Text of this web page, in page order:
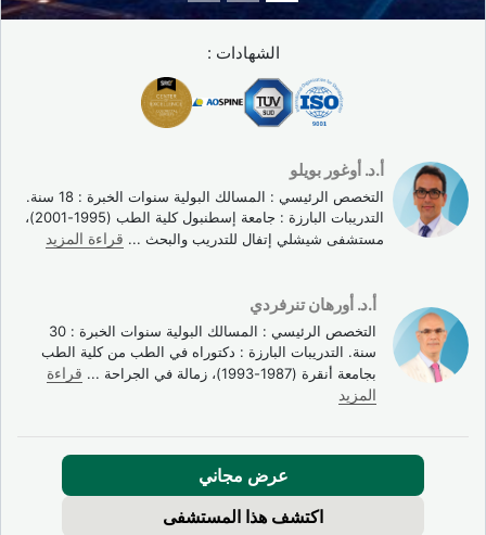
الشهادات :
أ.د. أوغور بويلو
التخصص الرئيسي : المسالك البولية سنوات الخبرة : 18 سنة.
التدريبات البارزة : جامعة إسطنبول كلية الطب (1995-2001)،
مستشفى شيشلي إتفال للتدريب والبحث ... قراءة المزيد
أ.د. أورهان تنرفردي
التخصص الرئيسي : المسالك البولية سنوات الخبرة : 30
سنة. التدريبات البارزة : دكتوراه في الطب من كلية الطب
بجامعة أنقرة (1987-1993)، زمالة في الجراحة
... قراءة
المزيد
عرض مجاني
اكتشف هذا المستشفى